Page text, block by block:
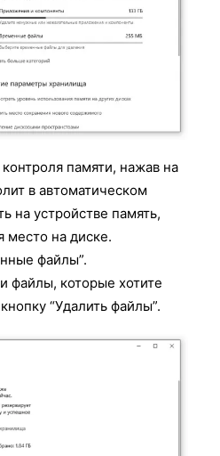
памяти, нажав на
в автоматическом
на устройстве память,
место на диске.
файлы”.
файлы, которые хотите
“Удалить файлы”.